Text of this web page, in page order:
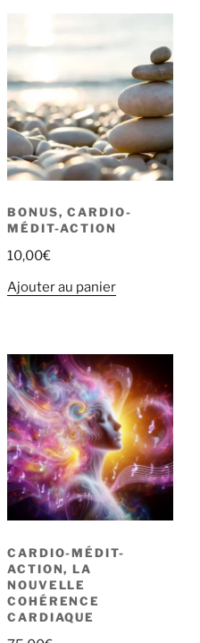
BONUS, CARDIO-
MÉDIT-ACTION
10,00€
Ajouter au panier
CARDIO-MÉDIT-
ACTION, LA
NOUVELLE
COHÉRENCE
CARDIAQUE